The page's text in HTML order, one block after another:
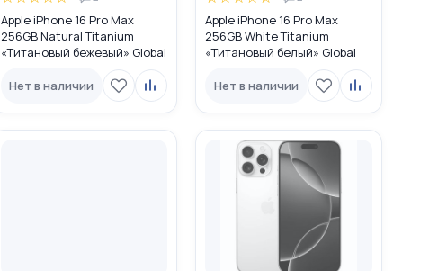
Apple iPhone 16 Pro Max
256GB Natural Titanium
«Tитановый бежевый» Global
DUAL SIM (nano SIM + eSIM)
Нет в наличии
Apple iPhone 16 Pro Max
256GB White Titanium
«Титановый белый» Global
DUAL SIM (nano SIM + eSIM)
Нет в наличии